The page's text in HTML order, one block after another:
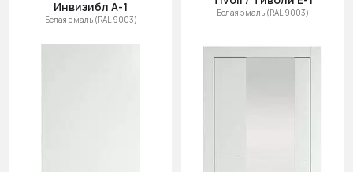
Инвизибл А-1
Белая эмаль (RAL 9003)
Белая эмаль (RAL 9003)